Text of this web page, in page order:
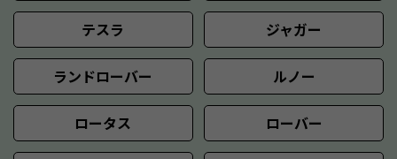
テスラ ジャガー
ランドローバー ルノー
ロータス ローバー